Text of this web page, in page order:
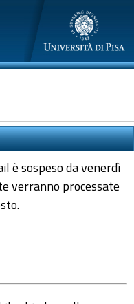
è sospeso da venerdì
verranno processate